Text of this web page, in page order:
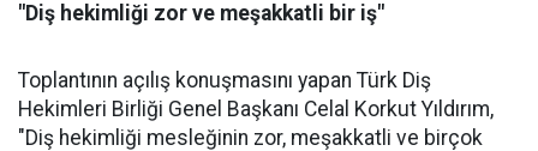
"Diş hekimliği zor ve meşakkatli bir iş"
Toplantının açılış konuşmasını yapan Türk Diş
Hekimleri Birliği Genel Başkanı Celal Korkut Yıldırım,
"Diş hekimliği mesleğinin zor, meşakkatli ve birçok